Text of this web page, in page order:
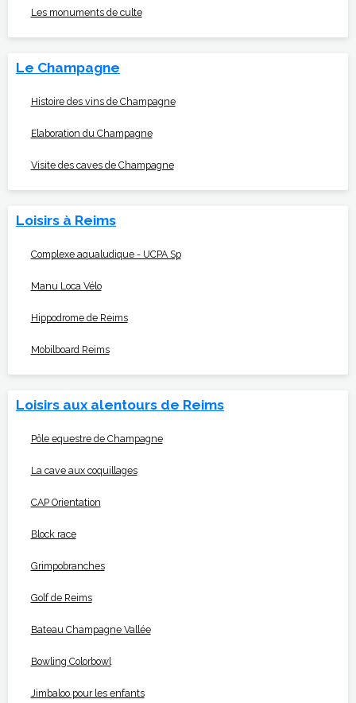
Les monuments de culte
Le Champagne
Histoire des vins de Champagne
Elaboration du Champagne
Visite des caves de Champagne
Loisirs à Reims
Complexe aqualudique - UCPA Sp
Manu Loca Vélo
Hippodrome de Reims
Mobilboard Reims
Loisirs aux alentours de Reims
Pôle equestre de Champagne
La cave aux coquillages
CAP Orientation
Block race
Grimpobranches
Golf de Reims
Bateau Champagne Vallée
Bowling Colorbowl
Jimbaloo pour les enfants